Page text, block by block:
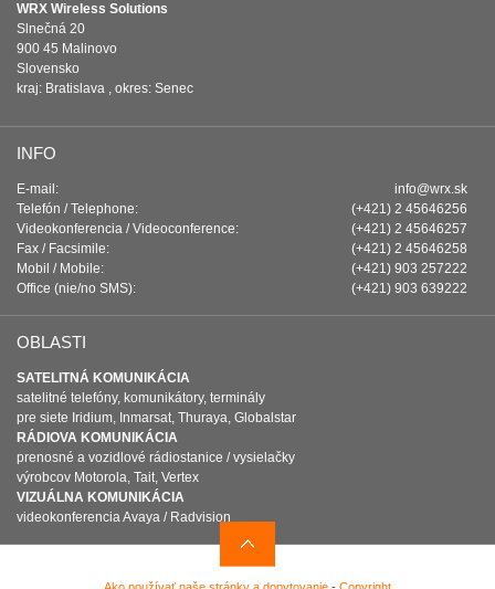
WRX Wireless Solutions
Slnečná 20
900 45 Malinovo
Slovensko
kraj: Bratislava , okres: Senec
INFO
E-mail:
info@wrx.sk
Telefón / Telephone:
(+421) 2 45646256
Videokonferencia / Videoconference:
(+421) 2 45646257
Fax / Facsimile:
(+421) 2 45646258
Mobil / Mobile:
(+421) 903 257222
Office (nie/no SMS):
(+421) 903 639222
OBLASTI
SATELITNÁ KOMUNIKÁCIA
satelitné telefóny, komunikátory, terminály
pre siete Iridium, Inmarsat, Thuraya, Globalstar
RÁDIOVA KOMUNIKÁCIA
prenosné a vozidlové rádiostanice / vysielačky
výrobcov Motorola, Tait, Vertex
VIZUÁLNA KOMUNIKÁCIA
videokonferencia Avaya / Radvision